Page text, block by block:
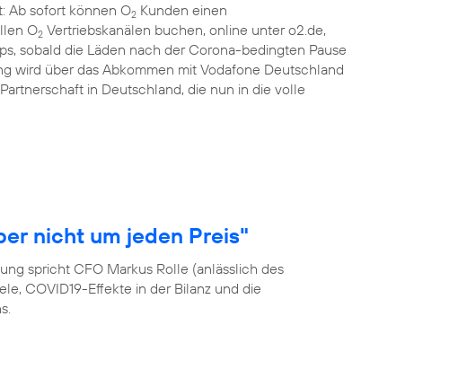
Ab sofort können O2 Kunden einen
O2 Vertriebskanälen buchen, online unter o2.de,
sobald die Läden nach der Corona-bedingten Pause
wird über das Abkommen mit Vodafone Deutschland
in Deutschland, die nun in die volle
nicht um jeden Preis"
spricht CFO Markus Rolle (anlässlich des
COVID19-Effekte in der Bilanz und die